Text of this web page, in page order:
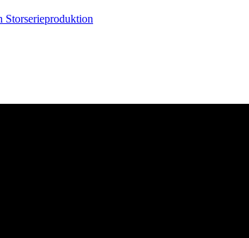
Storserieproduktion